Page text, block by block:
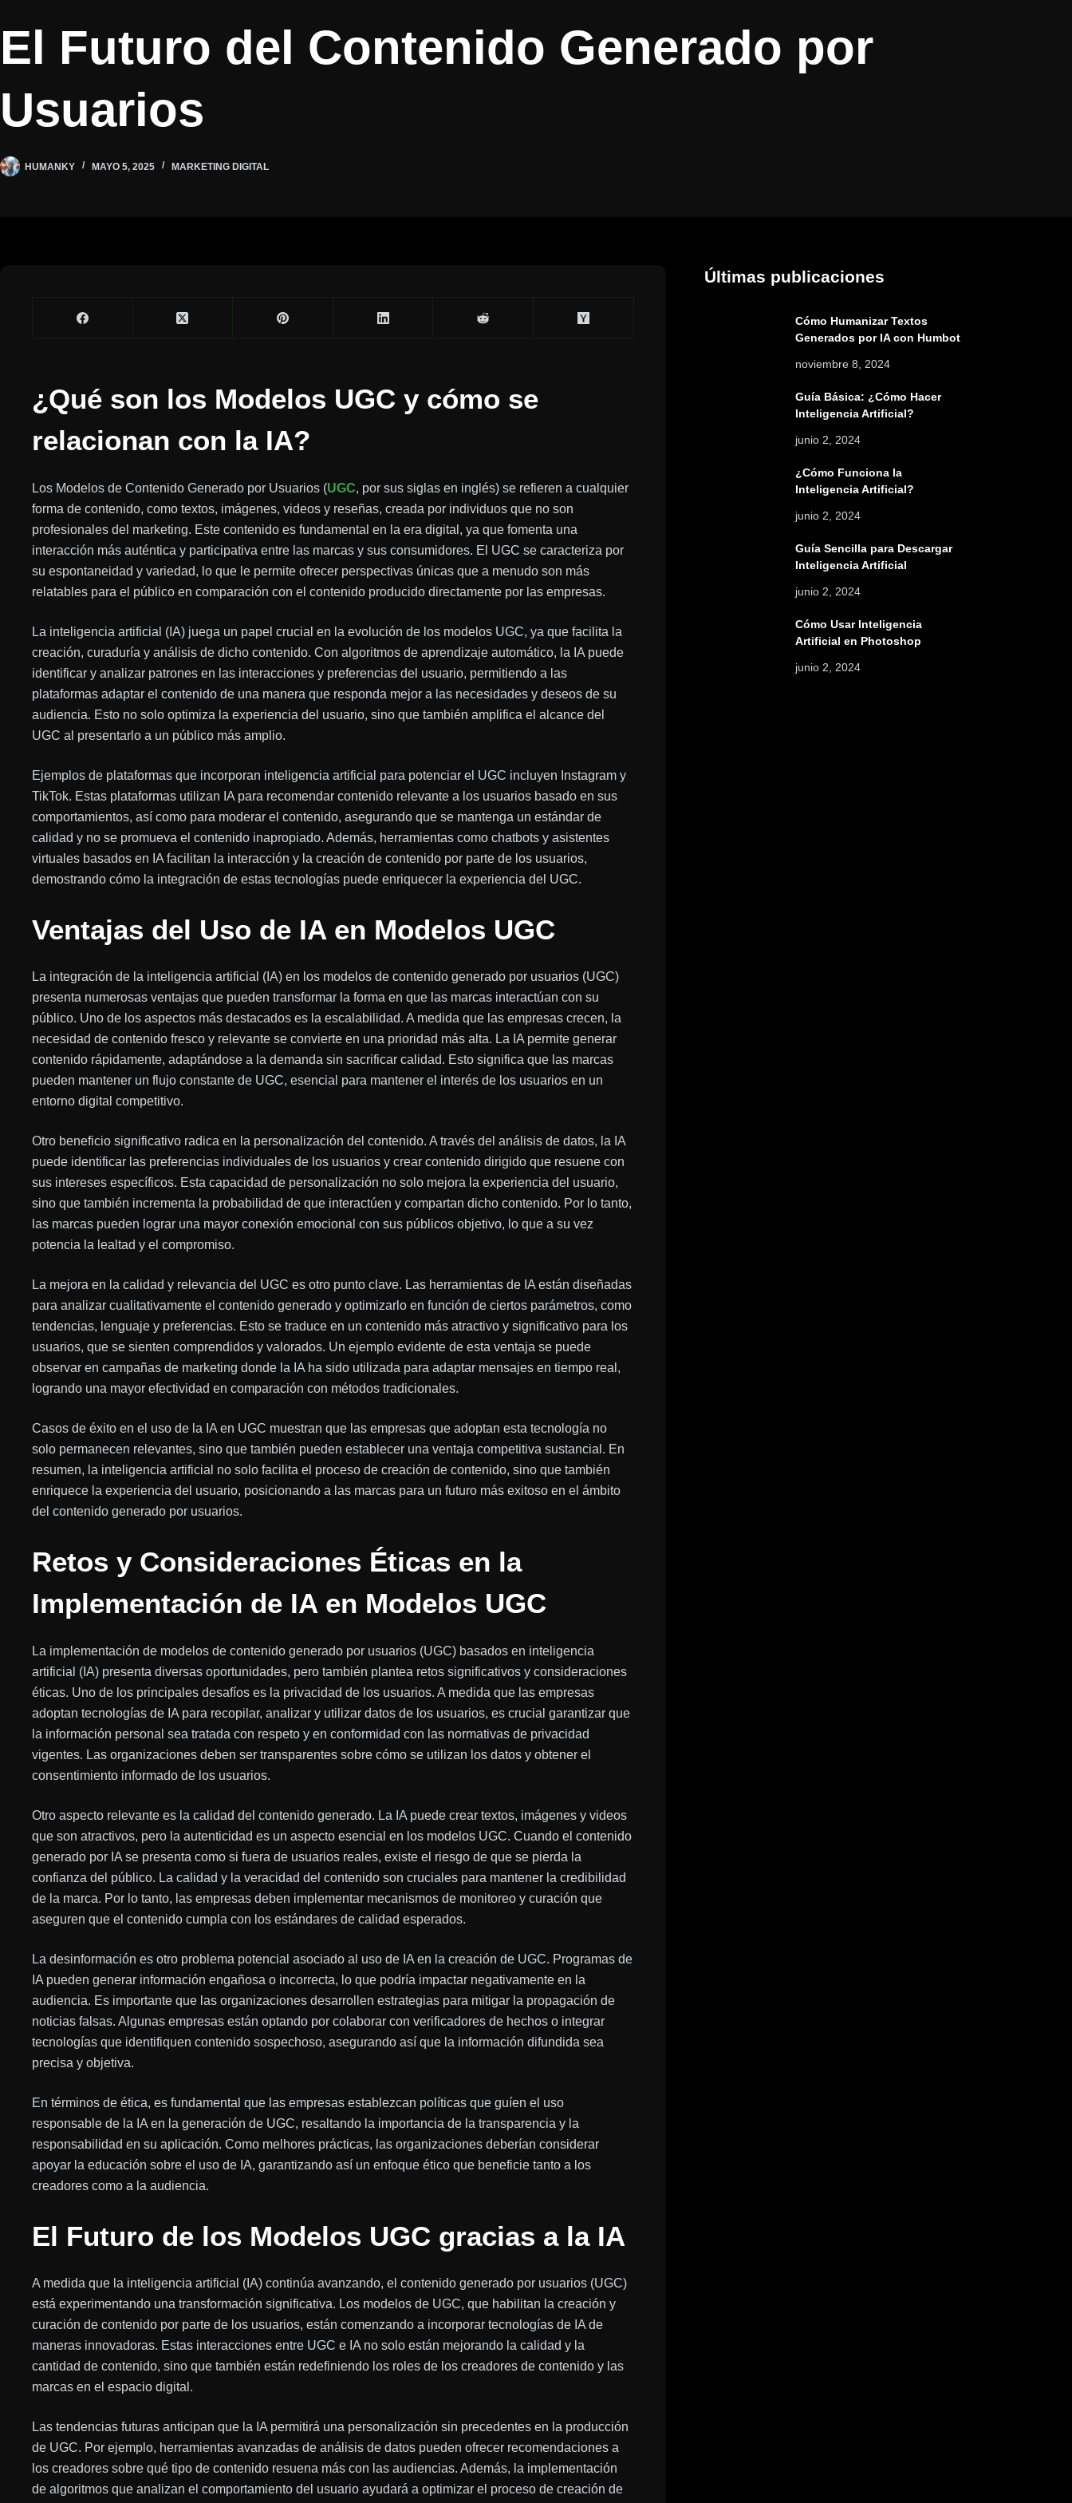
El Futuro del Contenido Generado por
Usuarios
HUMANKY MAYO 5, 2025 MARKETING DIGITAL
¿Qué son los Modelos UGC y cómo se
relacionan con la IA?
Los Modelos de Contenido Generado por Usuarios (UGC, por sus siglas en inglés) se refieren a cualquier
forma de contenido, como textos, imágenes, videos y reseñas, creada por individuos que no son
profesionales del marketing. Este contenido es fundamental en la era digital, ya que fomenta una
interacción más auténtica y participativa entre las marcas y sus consumidores. El UGC se caracteriza por
su espontaneidad y variedad, lo que le permite ofrecer perspectivas únicas que a menudo son más
relatables para el público en comparación con el contenido producido directamente por las empresas.
La inteligencia artificial (IA) juega un papel crucial en la evolución de los modelos UGC, ya que facilita la
creación, curaduría y análisis de dicho contenido. Con algoritmos de aprendizaje automático, la IA puede
identificar y analizar patrones en las interacciones y preferencias del usuario, permitiendo a las
plataformas adaptar el contenido de una manera que responda mejor a las necesidades y deseos de su
audiencia. Esto no solo optimiza la experiencia del usuario, sino que también amplifica el alcance del
UGC al presentarlo a un público más amplio.
Ejemplos de plataformas que incorporan inteligencia artificial para potenciar el UGC incluyen Instagram y
TikTok. Estas plataformas utilizan IA para recomendar contenido relevante a los usuarios basado en sus
comportamientos, así como para moderar el contenido, asegurando que se mantenga un estándar de
calidad y no se promueva el contenido inapropiado. Además, herramientas como chatbots y asistentes
virtuales basados en IA facilitan la interacción y la creación de contenido por parte de los usuarios,
demostrando cómo la integración de estas tecnologías puede enriquecer la experiencia del UGC.
Ventajas del Uso de IA en Modelos UGC
La integración de la inteligencia artificial (IA) en los modelos de contenido generado por usuarios (UGC)
presenta numerosas ventajas que pueden transformar la forma en que las marcas interactúan con su
público. Uno de los aspectos más destacados es la escalabilidad. A medida que las empresas crecen, la
necesidad de contenido fresco y relevante se convierte en una prioridad más alta. La IA permite generar
contenido rápidamente, adaptándose a la demanda sin sacrificar calidad. Esto significa que las marcas
pueden mantener un flujo constante de UGC, esencial para mantener el interés de los usuarios en un
entorno digital competitivo.
Otro beneficio significativo radica en la personalización del contenido. A través del análisis de datos, la IA
puede identificar las preferencias individuales de los usuarios y crear contenido dirigido que resuene con
sus intereses específicos. Esta capacidad de personalización no solo mejora la experiencia del usuario,
sino que también incrementa la probabilidad de que interactúen y compartan dicho contenido. Por lo tanto,
las marcas pueden lograr una mayor conexión emocional con sus públicos objetivo, lo que a su vez
potencia la lealtad y el compromiso.
La mejora en la calidad y relevancia del UGC es otro punto clave. Las herramientas de IA están diseñadas
para analizar cualitativamente el contenido generado y optimizarlo en función de ciertos parámetros, como
tendencias, lenguaje y preferencias. Esto se traduce en un contenido más atractivo y significativo para los
usuarios, que se sienten comprendidos y valorados. Un ejemplo evidente de esta ventaja se puede
observar en campañas de marketing donde la IA ha sido utilizada para adaptar mensajes en tiempo real,
logrando una mayor efectividad en comparación con métodos tradicionales.
Casos de éxito en el uso de la IA en UGC muestran que las empresas que adoptan esta tecnología no
solo permanecen relevantes, sino que también pueden establecer una ventaja competitiva sustancial. En
resumen, la inteligencia artificial no solo facilita el proceso de creación de contenido, sino que también
enriquece la experiencia del usuario, posicionando a las marcas para un futuro más exitoso en el ámbito
del contenido generado por usuarios.
Retos y Consideraciones Éticas en la
Implementación de IA en Modelos UGC
La implementación de modelos de contenido generado por usuarios (UGC) basados en inteligencia
artificial (IA) presenta diversas oportunidades, pero también plantea retos significativos y consideraciones
éticas. Uno de los principales desafíos es la privacidad de los usuarios. A medida que las empresas
adoptan tecnologías de IA para recopilar, analizar y utilizar datos de los usuarios, es crucial garantizar que
la información personal sea tratada con respeto y en conformidad con las normativas de privacidad
vigentes. Las organizaciones deben ser transparentes sobre cómo se utilizan los datos y obtener el
consentimiento informado de los usuarios.
Otro aspecto relevante es la calidad del contenido generado. La IA puede crear textos, imágenes y videos
que son atractivos, pero la autenticidad es un aspecto esencial en los modelos UGC. Cuando el contenido
generado por IA se presenta como si fuera de usuarios reales, existe el riesgo de que se pierda la
confianza del público. La calidad y la veracidad del contenido son cruciales para mantener la credibilidad
de la marca. Por lo tanto, las empresas deben implementar mecanismos de monitoreo y curación que
aseguren que el contenido cumpla con los estándares de calidad esperados.
La desinformación es otro problema potencial asociado al uso de IA en la creación de UGC. Programas de
IA pueden generar información engañosa o incorrecta, lo que podría impactar negativamente en la
audiencia. Es importante que las organizaciones desarrollen estrategias para mitigar la propagación de
noticias falsas. Algunas empresas están optando por colaborar con verificadores de hechos o integrar
tecnologías que identifiquen contenido sospechoso, asegurando así que la información difundida sea
precisa y objetiva.
En términos de ética, es fundamental que las empresas establezcan políticas que guíen el uso
responsable de la IA en la generación de UGC, resaltando la importancia de la transparencia y la
responsabilidad en su aplicación. Como melhores prácticas, las organizaciones deberían considerar
apoyar la educación sobre el uso de IA, garantizando así un enfoque ético que beneficie tanto a los
creadores como a la audiencia.
El Futuro de los Modelos UGC gracias a la IA
A medida que la inteligencia artificial (IA) continúa avanzando, el contenido generado por usuarios (UGC)
está experimentando una transformación significativa. Los modelos de UGC, que habilitan la creación y
curación de contenido por parte de los usuarios, están comenzando a incorporar tecnologías de IA de
maneras innovadoras. Estas interacciones entre UGC e IA no solo están mejorando la calidad y la
cantidad de contenido, sino que también están redefiniendo los roles de los creadores de contenido y las
marcas en el espacio digital.
Las tendencias futuras anticipan que la IA permitirá una personalización sin precedentes en la producción
de UGC. Por ejemplo, herramientas avanzadas de análisis de datos pueden ofrecer recomendaciones a
los creadores sobre qué tipo de contenido resuena más con las audiencias. Además, la implementación
de algoritmos que analizan el comportamiento del usuario ayudará a optimizar el proceso de creación de
Últimas publicaciones
Cómo Humanizar Textos
Generados por IA con Humbot
noviembre 8, 2024
Guía Básica: ¿Cómo Hacer
Inteligencia Artificial?
junio 2, 2024
¿Cómo Funciona la
Inteligencia Artificial?
junio 2, 2024
Guía Sencilla para Descargar
Inteligencia Artificial
junio 2, 2024
Cómo Usar Inteligencia
Artificial en Photoshop
junio 2, 2024